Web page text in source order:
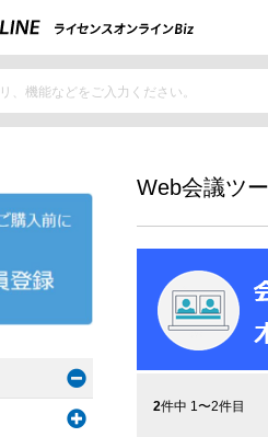
Web会議ツ
2件中 1〜2件目